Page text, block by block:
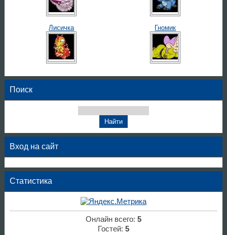
Лисичка Гномик
Поиск
Вход на сайт
Статистика
Онлайн всего: 5
Гостей: 5